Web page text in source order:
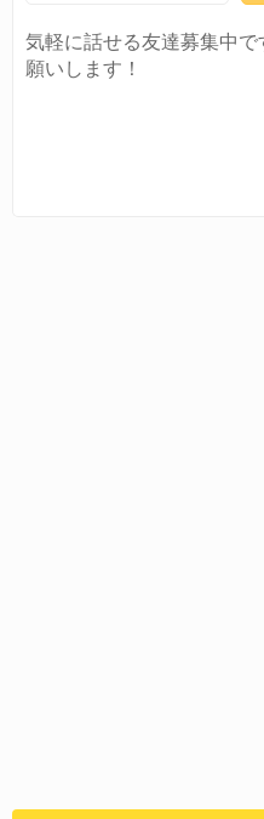
気軽に話せる友達募集中で
願いします！